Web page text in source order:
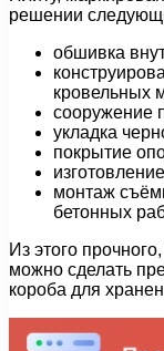
решении
обшивка
кровельных
сооружение
укладка
покрытие
монтаж
бетонных
Из этого
можно сделать
короба для